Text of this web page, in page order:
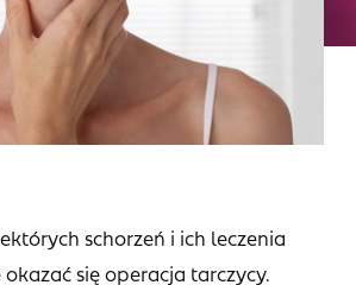
schorzeń i ich leczenia
się operacja tarczycy.